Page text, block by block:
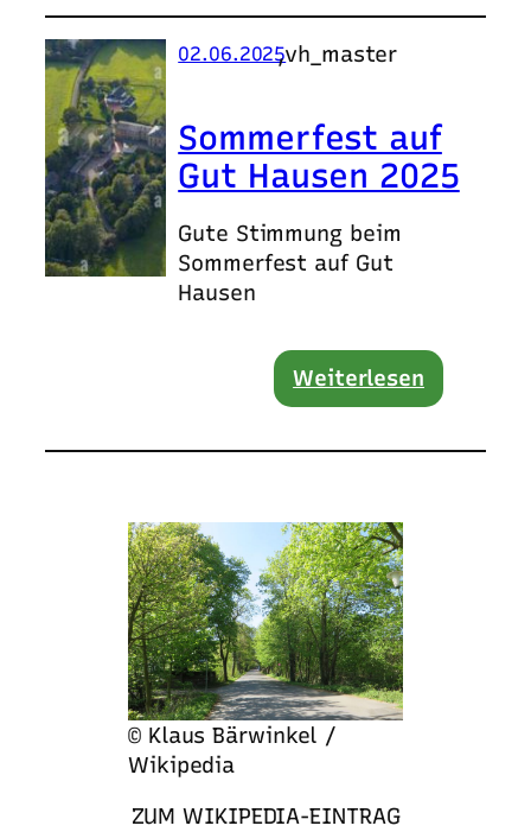
02.06.2025
,vh_master
Sommerfest auf
Gut Hausen 2025
Gute Stimmung beim
Sommerfest auf Gut
Hausen
Weiterlesen
© Klaus Bärwinkel /
Wikipedia
ZUM WIKIPEDIA-EINTRAG